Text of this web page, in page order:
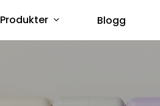
Produkter Blogg